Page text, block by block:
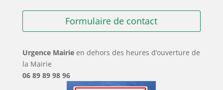
Formulaire de contact
Urgence Mairie en dehors des heures d’ouverture de
la Mairie
06 89 89 98 96